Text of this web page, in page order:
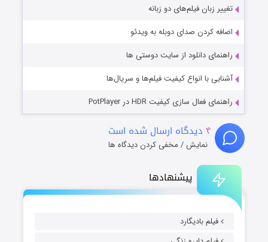
پیشنهادها
فیلم بادیگارد
تغییر زبان فیلم‌های دو زبانه
اضافه کردن صدای دوبله به ویدئو
راهنمای دانلود از سایت دوستی ها
آشنایی با انواع کیفیت فیلم‌ها و سریال‌ها
راهنمای فعال سازی کیفیت HDR در PotPlayer
۴ دیدگاه ارسال شده است
نمایش / مخفی کردن دیدگاه ها